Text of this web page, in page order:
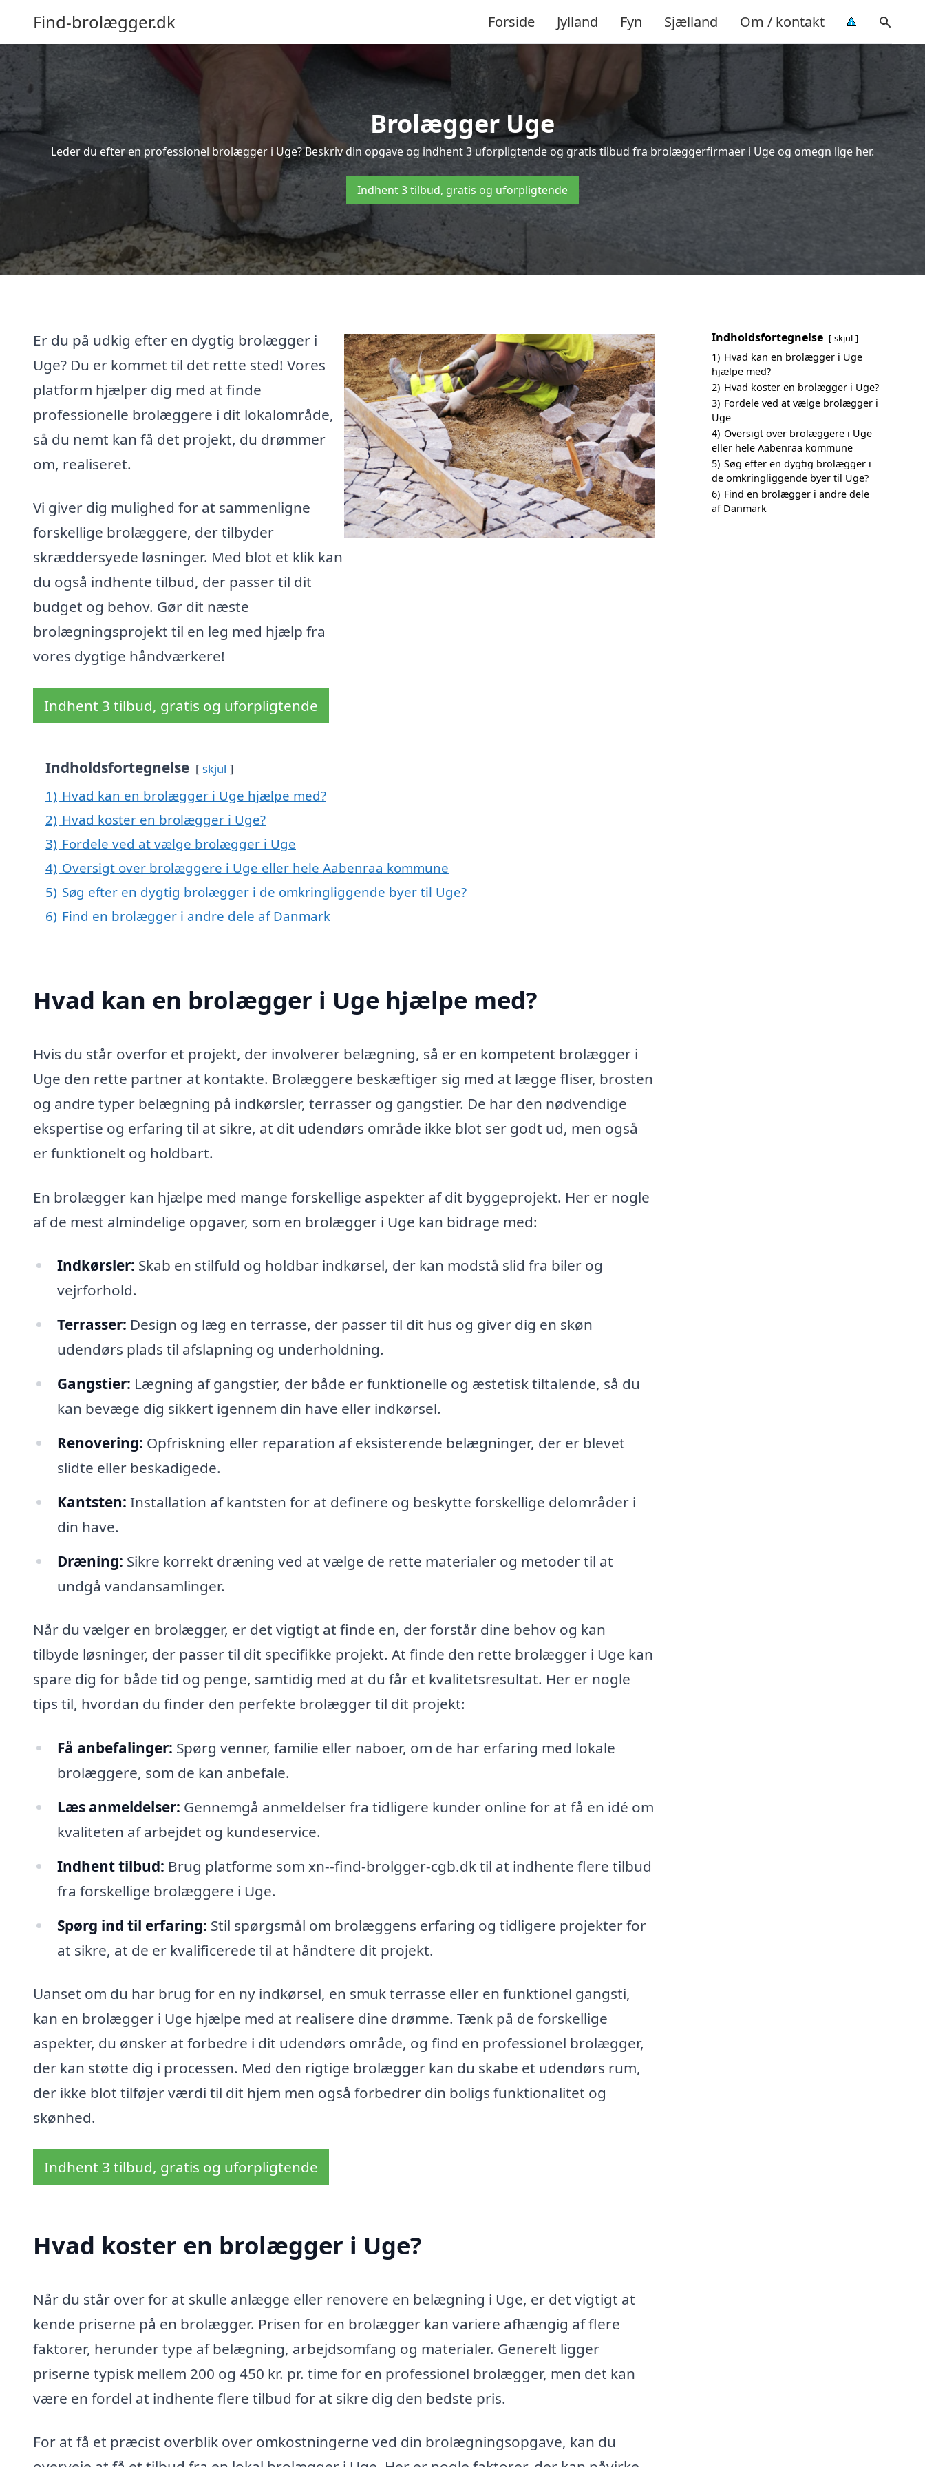
Find-brolægger.dk Forside Jylland Fyn Sjælland Om / kontakt
Brolægger Uge
Leder du efter en professionel brolægger i Uge? Beskriv din opgave og indhent 3 uforpligtende og gratis tilbud fra brolæggerfirmaer i Uge og omegn lige her.
Indhent 3 tilbud, gratis og uforpligtende
Er du på udkig efter en dygtig brolægger i
Uge? Du er kommet til det rette sted! Vores
platform hjælper dig med at finde
professionelle brolæggere i dit lokalområde,
så du nemt kan få det projekt, du drømmer
om, realiseret.
Vi giver dig mulighed for at sammenligne
forskellige brolæggere, der tilbyder
skræddersyede løsninger. Med blot et klik kan
du også indhente tilbud, der passer til dit
budget og behov. Gør dit næste
brolægningsprojekt til en leg med hjælp fra
vores dygtige håndværkere!
Indhent 3 tilbud, gratis og uforpligtende
Indholdsfortegnelse skjul
1) Hvad kan en brolægger i Uge hjælpe med?
2) Hvad koster en brolægger i Uge?
3) Fordele ved at vælge brolægger i Uge
4) Oversigt over brolæggere i Uge eller hele Aabenraa kommune
5) Søg efter en dygtig brolægger i de omkringliggende byer til Uge?
6) Find en brolægger i andre dele af Danmark
Hvad kan en brolægger i Uge hjælpe med?
Hvis du står overfor et projekt, der involverer belægning, så er en kompetent brolægger i
Uge den rette partner at kontakte. Brolæggere beskæftiger sig med at lægge fliser, brosten
og andre typer belægning på indkørsler, terrasser og gangstier. De har den nødvendige
ekspertise og erfaring til at sikre, at dit udendørs område ikke blot ser godt ud, men også
er funktionelt og holdbart.
En brolægger kan hjælpe med mange forskellige aspekter af dit byggeprojekt. Her er nogle
af de mest almindelige opgaver, som en brolægger i Uge kan bidrage med:
Indkørsler: Skab en stilfuld og holdbar indkørsel, der kan modstå slid fra biler og
vejrforhold.
Terrasser: Design og læg en terrasse, der passer til dit hus og giver dig en skøn
udendørs plads til afslapning og underholdning.
Gangstier: Lægning af gangstier, der både er funktionelle og æstetisk tiltalende, så du
kan bevæge dig sikkert igennem din have eller indkørsel.
Renovering: Opfriskning eller reparation af eksisterende belægninger, der er blevet
slidte eller beskadigede.
Kantsten: Installation af kantsten for at definere og beskytte forskellige delområder i
din have.
Dræning: Sikre korrekt dræning ved at vælge de rette materialer og metoder til at
undgå vandansamlinger.
Når du vælger en brolægger, er det vigtigt at finde en, der forstår dine behov og kan
tilbyde løsninger, der passer til dit specifikke projekt. At finde den rette brolægger i Uge kan
spare dig for både tid og penge, samtidig med at du får et kvalitetsresultat. Her er nogle
tips til, hvordan du finder den perfekte brolægger til dit projekt:
Få anbefalinger: Spørg venner, familie eller naboer, om de har erfaring med lokale
brolæggere, som de kan anbefale.
Læs anmeldelser: Gennemgå anmeldelser fra tidligere kunder online for at få en idé om
kvaliteten af arbejdet og kundeservice.
Indhent tilbud: Brug platforme som xn--find-brolgger-cgb.dk til at indhente flere tilbud
fra forskellige brolæggere i Uge.
Spørg ind til erfaring: Stil spørgsmål om brolæggens erfaring og tidligere projekter for
at sikre, at de er kvalificerede til at håndtere dit projekt.
Uanset om du har brug for en ny indkørsel, en smuk terrasse eller en funktionel gangsti,
kan en brolægger i Uge hjælpe med at realisere dine drømme. Tænk på de forskellige
aspekter, du ønsker at forbedre i dit udendørs område, og find en professionel brolægger,
der kan støtte dig i processen. Med den rigtige brolægger kan du skabe et udendørs rum,
der ikke blot tilføjer værdi til dit hjem men også forbedrer din boligs funktionalitet og
skønhed.
Indhent 3 tilbud, gratis og uforpligtende
Hvad koster en brolægger i Uge?
Når du står over for at skulle anlægge eller renovere en belægning i Uge, er det vigtigt at
kende priserne på en brolægger. Prisen for en brolægger kan variere afhængig af flere
faktorer, herunder type af belægning, arbejdsomfang og materialer. Generelt ligger
priserne typisk mellem 200 og 450 kr. pr. time for en professionel brolægger, men det kan
være en fordel at indhente flere tilbud for at sikre dig den bedste pris.
For at få et præcist overblik over omkostningerne ved din brolægningsopgave, kan du
Indholdsfortegnelse skjul
1) Hvad kan en brolægger i Uge
hjælpe med?
2) Hvad koster en brolægger i Uge?
3) Fordele ved at vælge brolægger i
Uge
4) Oversigt over brolæggere i Uge
eller hele Aabenraa kommune
5) Søg efter en dygtig brolægger i
de omkringliggende byer til Uge?
6) Find en brolægger i andre dele
af Danmark